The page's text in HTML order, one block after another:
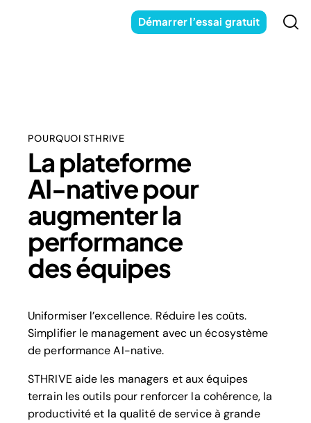
Démarrer l’essai gratuit
POURQUOI STHRIVE
La plateforme
AI-native pour
augmenter la
performance
des équipes
Uniformiser l’excellence. Réduire les coûts.
Simplifier le management avec un écosystème
de performance AI-native.
STHRIVE aide les managers et aux équipes
terrain les outils pour renforcer la cohérence, la
productivité et la qualité de service à grande